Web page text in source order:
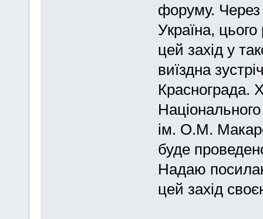
форуму. Через
Україна,
цей захід у
виїздна
Краснограда.
ім. О.М.
буде
Надаю
цей захід